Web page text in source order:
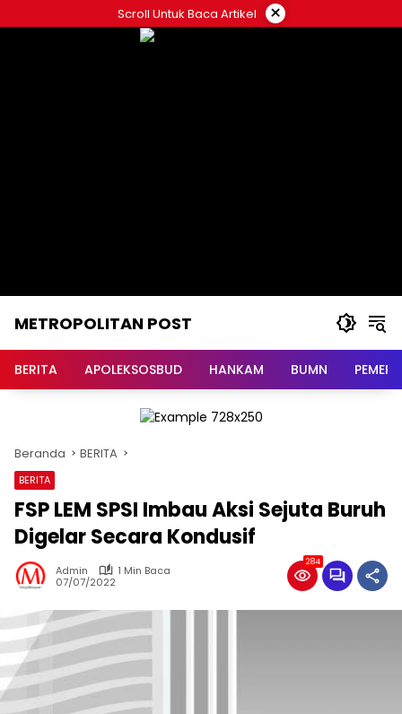
ke
Scroll Untuk Baca Artikel ×
METROPOLITAN POST
BERITA APOLEKSOSBUD HANKAM BUMN
Beranda BERITA
BERITA
FSP LEM SPSI Imbau Aksi Sejuta Buruh
Digelar Secara Kondusif
Admin
1 Min Baca
07/07/2022
284